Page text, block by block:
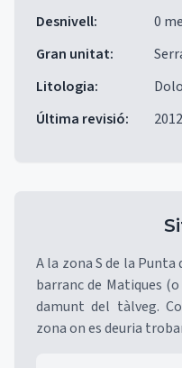
Desnivell:
0
Gran unitat:
Litologia:
Última revisió:
A la zona S de la
barranc de Matiques
damunt del tàlveg.
zona on es deuria